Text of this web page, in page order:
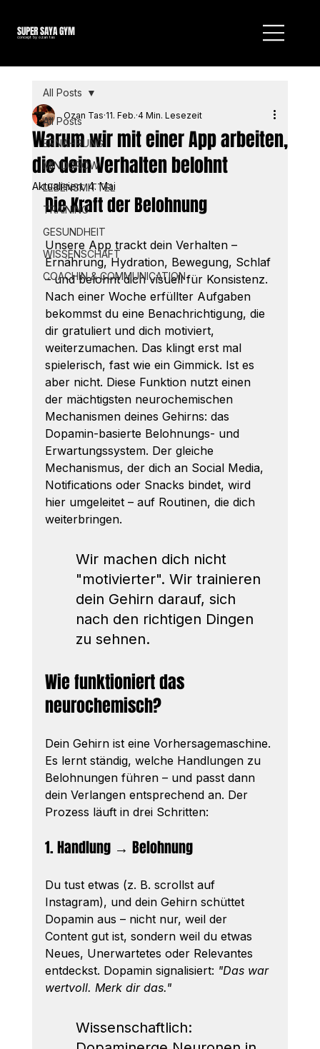
SUPER SAYA GYM
concept by ozan tas
All Posts
ERNÄHRUNG
MINDGROW
LEBENSMITTEL
TRAINING
GESUNDHEIT
WISSENSCHAFT
COACHIN & COMMUNICATION
All Posts
Warum wir mit einer App arbeiten,
die dein Verhalten belohnt
Ozan Tas 11. Feb. 4 Min. Lesezeit
Aktualisiert:4. Mai
Die Kraft der Belohnung
Unsere App trackt dein Verhalten –
Ernährung, Hydration, Bewegung, Schlaf
– und belohnt dich visuell für Konsistenz.
Nach einer Woche erfüllter Aufgaben
bekommst du eine Benachrichtigung, die
dir gratuliert und dich motiviert,
weiterzumachen. Das klingt erst mal
spielerisch, fast wie ein Gimmick. Ist es
aber nicht. Diese Funktion nutzt einen
der mächtigsten neurochemischen
Mechanismen deines Gehirns: das
Dopamin-basierte Belohnungs- und
Erwartungssystem. Der gleiche
Mechanismus, der dich an Social Media,
Notifications oder Snacks bindet, wird
hier umgeleitet – auf Routinen, die dich
weiterbringen.
Wir machen dich nicht
"motivierter". Wir trainieren
dein Gehirn darauf, sich
nach den richtigen Dingen
zu sehnen.
Wie funktioniert das
neurochemisch?
Dein Gehirn ist eine Vorhersagemaschine.
Es lernt ständig, welche Handlungen zu
Belohnungen führen – und passt dann
dein Verlangen entsprechend an. Der
Prozess läuft in drei Schritten:
1. Handlung → Belohnung
Du tust etwas (z. B. scrollst auf
Instagram), und dein Gehirn schüttet
Dopamin aus – nicht nur, weil der
Content gut ist, sondern weil du etwas
Neues, Unerwartetes oder Relevantes
entdeckst. Dopamin signalisiert: "Das war
wertvoll. Merk dir das."
Wissenschaftlich: